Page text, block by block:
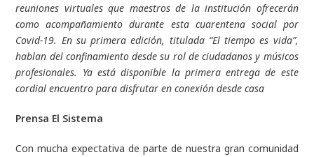
reuniones virtuales que maestros de la institución ofrecerán
como acompañamiento durante esta cuarentena social por
Covid-19. En su primera edición, titulada “El tiempo es vida”,
hablan del confinamiento desde su rol de ciudadanos y músicos
profesionales. Ya está disponible la primera entrega de este
cordial encuentro para disfrutar en conexión desde casa
Prensa El Sistema
Con mucha expectativa de parte de nuestra gran comunidad